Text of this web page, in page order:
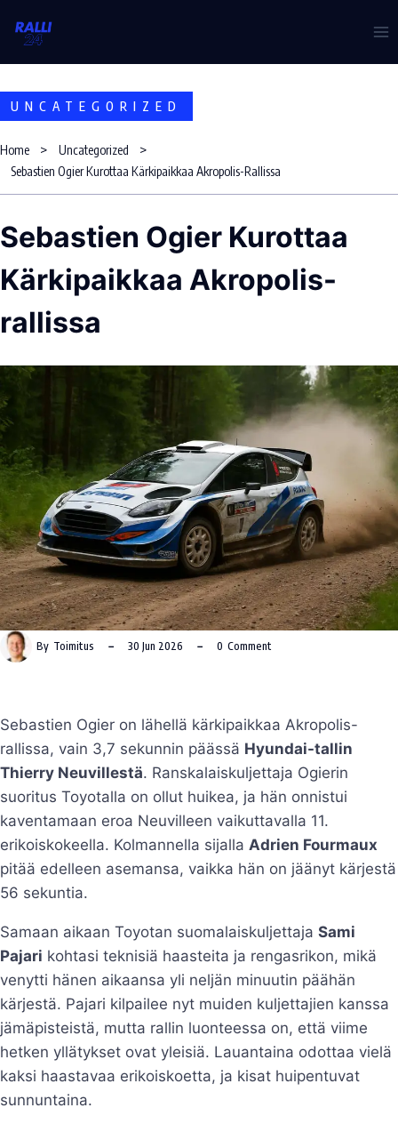
UNCATEGORIZED
Home
Uncategorized
Sebastien Ogier Kurottaa Kärkipaikkaa Akropolis-Rallissa
Sebastien Ogier Kurottaa
Kärkipaikkaa Akropolis-
rallissa
By Toimitus 30 Jun 2026 0 Comment
Sebastien Ogier on lähellä kärkipaikkaa Akropolis-
rallissa, vain 3,7 sekunnin päässä Hyundai-tallin
Thierry Neuvillestä. Ranskalaiskuljettaja Ogierin
suoritus Toyotalla on ollut huikea, ja hän onnistui
kaventamaan eroa Neuvilleen vaikuttavalla 11.
erikoiskokeella. Kolmannella sijalla Adrien Fourmaux
pitää edelleen asemansa, vaikka hän on jäänyt kärjestä
56 sekuntia.
Samaan aikaan Toyotan suomalaiskuljettaja Sami
Pajari kohtasi teknisiä haasteita ja rengasrikon, mikä
venytti hänen aikaansa yli neljän minuutin päähän
kärjestä. Pajari kilpailee nyt muiden kuljettajien kanssa
jämäpisteistä, mutta rallin luonteessa on, että viime
hetken yllätykset ovat yleisiä. Lauantaina odottaa vielä
kaksi haastavaa erikoiskoetta, ja kisat huipentuvat
sunnuntaina.